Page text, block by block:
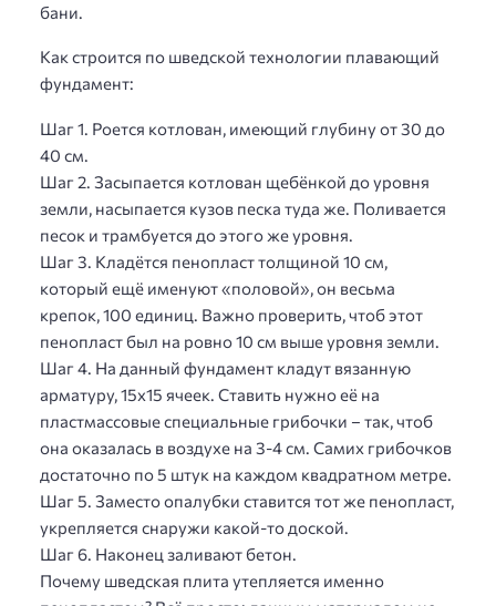
бани.
Как строится по шведской технологии плавающий
фундамент:
Шаг 1. Роется котлован, имеющий глубину от 30 до
40 см.
Шаг 2. Засыпается котлован щебёнкой до уровня
земли, насыпается кузов песка туда же. Поливается
песок и трамбуется до этого же уровня.
Шаг 3. Кладётся пенопласт толщиной 10 см,
который ещё именуют «половой», он весьма
крепок, 100 единиц. Важно проверить, чтоб этот
пенопласт был на ровно 10 см выше уровня земли.
Шаг 4. На данный фундамент кладут вязанную
арматуру, 15х15 ячеек. Ставить нужно её на
пластмассовые специальные грибочки – так, чтоб
она оказалась в воздухе на 3-4 см. Самих грибочков
достаточно по 5 штук на каждом квадратном метре.
Шаг 5. Заместо опалубки ставится тот же пенопласт,
укрепляется снаружи какой-то доской.
Шаг 6. Наконец заливают бетон.
Почему шведская плита утепляется именно